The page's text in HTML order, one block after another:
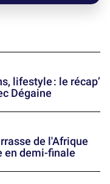
lifestyle : le récap’
Dégaine
de l'Afrique
en demi-finale